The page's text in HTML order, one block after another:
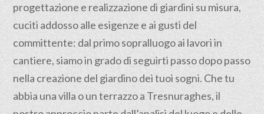
progettazionee realizzazione di giardini su misura,
cuciti addosso alle esigenze e ai gusti del
committente: dal primo sopralluogo ai lavori in
cantiere, siamo in grado di seguirti passo dopo passo
nella creazione del giardino dei tuoi sogni. Che tu
abbia una villa o un terrazzo a Tresnuraghes, il